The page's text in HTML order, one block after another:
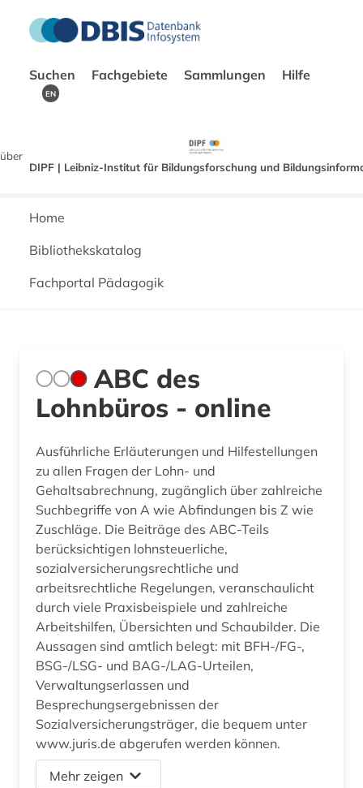
Suchen Fachgebiete Sammlungen Hilfe
EN
DIPF | Leibniz-Institut für Bildungsforschung und
Home
Bibliothekskatalog
Fachportal Pädagogik
ABC des
Lohnbüros - online
Ausführliche Erläuterungen und Hilfestellungen
zu allen Fragen der Lohn- und
Gehaltsabrechnung, zugänglich über zahlreiche
Suchbegriffe von A wie Abfindungen bis Z wie
Zuschläge. Die Beiträge des ABC-Teils
berücksichtigen lohnsteuerliche,
sozialversicherungsrechtliche und
arbeitsrechtliche Regelungen, veranschaulicht
durch viele Praxisbeispiele und zahlreiche
Arbeitshilfen, Übersichten und Schaubilder. Die
Aussagen sind amtlich belegt: mit BFH-/FG-,
BSG-/LSG- und BAG-/LAG-Urteilen,
Verwaltungserlassen und
Besprechungsergebnissen der
Sozialversicherungsträger, die bequem unter
www.juris.de abgerufen werden können.
Mehr zeigen